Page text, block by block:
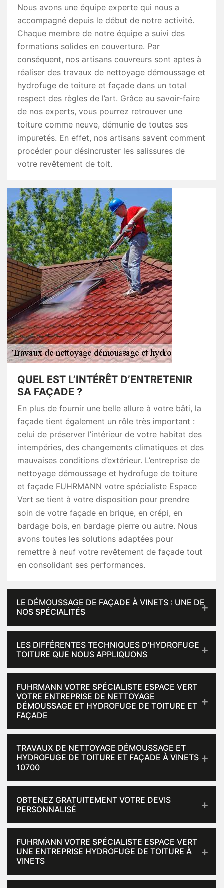
Nous avons une équipe experte qui nous a
accompagné depuis le début de notre activité.
Chaque membre de notre équipe a suivi des
formations solides en couverture. Par
conséquent, nos artisans couvreurs sont aptes à
réaliser des travaux de nettoyage démoussage et
hydrofuge de toiture et façade dans un total
respect des règles de l’art. Grâce au savoir-faire
de nos experts, vous pourrez retrouver une
toiture comme neuve, démunie de toutes ses
impuretés. En effet, nos artisans savent comment
procéder pour désincruster les salissures de
votre revêtement de toit.
QUEL EST L’INTÉRÊT D’ENTRETENIR
SA FAÇADE ?
En plus de fournir une belle allure à votre bâti, la
façade tient également un rôle très important :
celui de préserver l’intérieur de votre habitat des
intempéries, des changements climatiques et des
mauvaises conditions d’extérieur. L’entreprise de
nettoyage démoussage et hydrofuge de toiture
et façade FUHRMANN votre spécialiste Espace
Vert se tient à votre disposition pour prendre
soin de votre façade en brique, en crépi, en
bardage bois, en bardage pierre ou autre. Nous
avons toutes les solutions adaptées pour
remettre à neuf votre revêtement de façade tout
en consolidant ses performances.
LE DÉMOUSSAGE DE FAÇADE À VINETS : UNE DE
NOS SPÉCIALITÉS
LES DIFFÉRENTES TECHNIQUES D’HYDROFUGE
TOITURE QUE NOUS APPLIQUONS
FUHRMANN VOTRE SPÉCIALISTE ESPACE VERT
VOTRE ENTREPRISE DE NETTOYAGE
DÉMOUSSAGE ET HYDROFUGE DE TOITURE ET
FAÇADE
TRAVAUX DE NETTOYAGE DÉMOUSSAGE ET
HYDROFUGE DE TOITURE ET FAÇADE À VINETS
10700
OBTENEZ GRATUITEMENT VOTRE DEVIS
PERSONNALISÉ
FUHRMANN VOTRE SPÉCIALISTE ESPACE VERT
UNE ENTREPRISE HYDROFUGE DE TOITURE À
VINETS